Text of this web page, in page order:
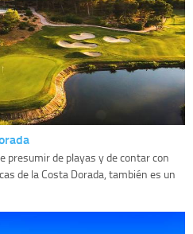
presumir de playas y de contar con
de la Costa Dorada, también es un